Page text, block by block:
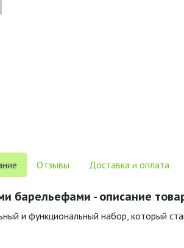
Отзывы Доставка и оплата
барельефами - описание
и функциональный набор, который